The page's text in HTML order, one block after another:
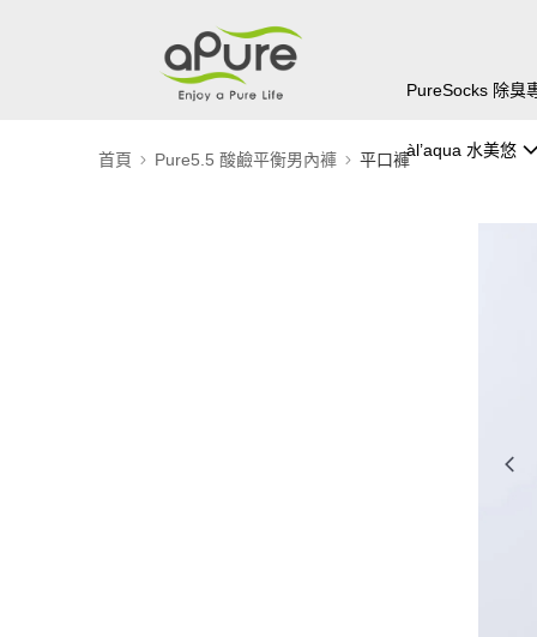
PureSocks 除臭
àl’aqua 水美悠
首頁 Pure5.5 酸鹼平衡男內褲 平口褲